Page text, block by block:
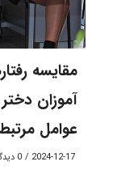
مقایسه
آموزان
عوامل مرتبط
2024-12-17
/ 0 دیدگاه